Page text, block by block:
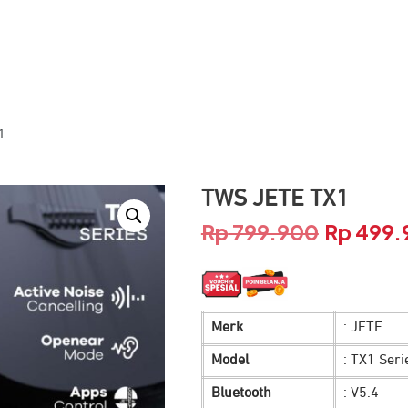
TWS JETE TX1
Rp799.900 Harga
Rp
Rp
Merk : JETE
Model : TX1
Bluetooth : V5.4